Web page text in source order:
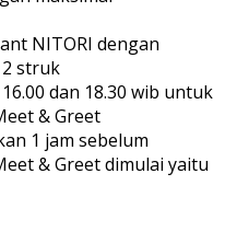
NITORI dengan
struk
dan 18.30 wib untuk
& Greet
1 jam sebelum
& Greet dimulai yaitu